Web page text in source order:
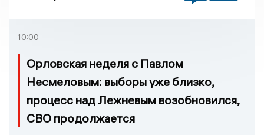
10:00
Орловская неделя с Павлом
Несмеловым: выборы уже близко,
процесс над Лежневым возобновился,
СВО продолжается